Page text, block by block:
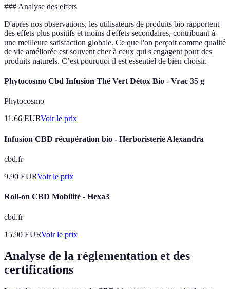
### Analyse des effets
D'après nos observations, les utilisateurs de produits bio rapportent
des effets plus positifs et moins d'effets secondaires, contribuant à
une meilleure satisfaction globale. Ce que l'on perçoit comme qualité
de vie améliorée est souvent cher à ceux qui s'engagent pour des
produits naturels. C’est pourquoi il est essentiel de bien choisir.
Phytocosmo Cbd Infusion Thé Vert Détox Bio - Vrac 35 g
Phytocosmo
11.66 EURVoir le prix
Infusion CBD récupération bio - Herboristerie Alexandra
cbd.fr
9.90 EURVoir le prix
Roll-on CBD Mobilité - Hexa3
cbd.fr
15.90 EURVoir le prix
Analyse de la réglementation et des
certifications